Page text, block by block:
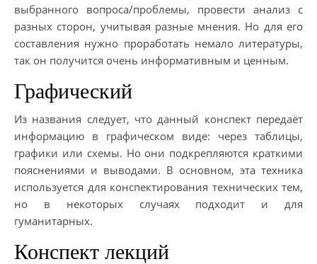
выбранного вопроса/проблемы, провести анализ с
разных сторон, учитывая разные мнения. Но для его
составления нужно проработать немало литературы,
так он получится очень информативным и ценным.
Графический
Из названия следует, что данный конспект передаёт
информацию в графическом виде: через таблицы,
графики или схемы. Но они подкрепляются краткими
пояснениями и выводами. В основном, эта техника
используется для конспектирования технических тем,
но в некоторых случаях подходит и для
гуманитарных.
Конспект лекций